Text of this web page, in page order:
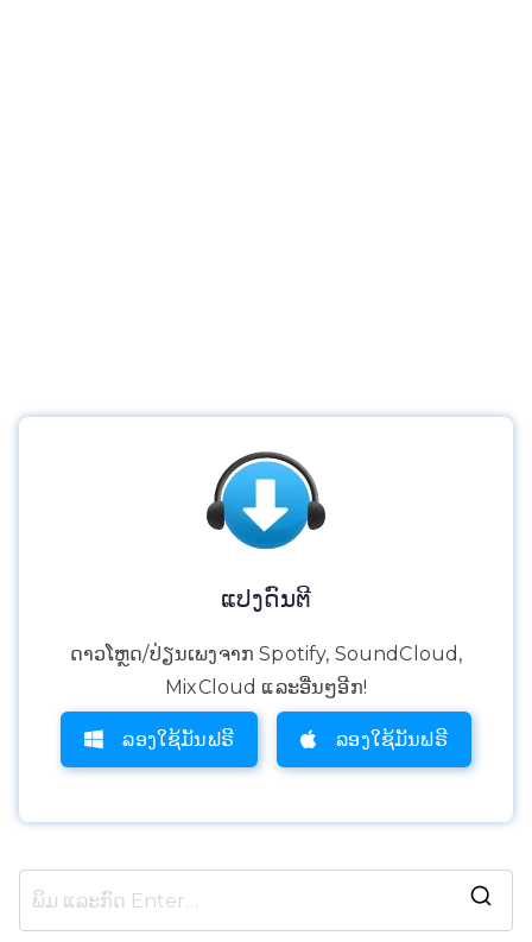
ແປງດົນຕີ
ດາວໂຫຼດ/ປ່ຽນເພງຈາກ Spotify, SoundCloud,
MixCloud ແລະອື່ນໆອີກ!
ລອງໃຊ້ມັນຟຣີ ລອງໃຊ້ມັນຟຣີ